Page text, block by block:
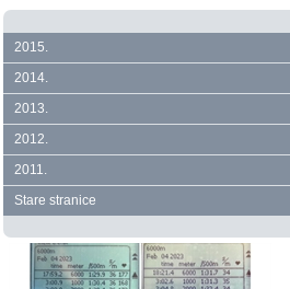
2015.
2014.
2013.
2012.
2011.
Stare stranice